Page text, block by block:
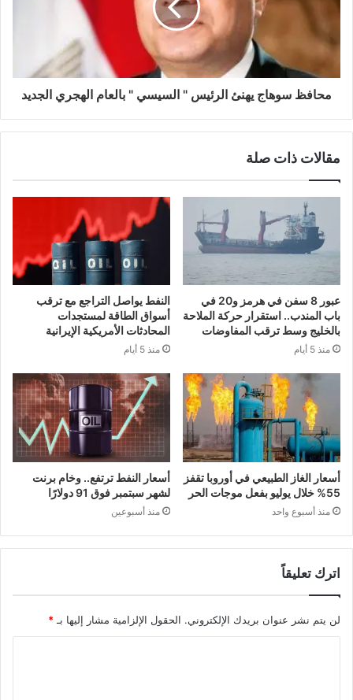
محافظ سوهاج يهنئ الرئيس " السيسي " بالعام الهجري الجديد
مقالات ذات صلة
عبور 8 سفن في هرمز و20 في
باب المندب.. استقرار حركة الملاحة
بالخليج وسط ترقب المفاوضات
منذ 5 أيام
النفط يواصل التراجع مع ترقب
أسواق الطاقة لمستجدات
المحادثات الأمريكية الإيرانية
منذ 5 أيام
أسعار الغاز الطبيعي في أوروبا تقفز
55% خلال يوليو بفعل موجات الحر
منذ أسبوع واحد
أسعار النفط ترتفع.. وخام برنت
لشهر سبتمبر فوق 91 دولارًا
منذ أسبوعين
اترك تعليقاً
لن يتم نشر عنوان بريدك الإلكتروني. الحقول الإلزامية مشار إليها بـ*